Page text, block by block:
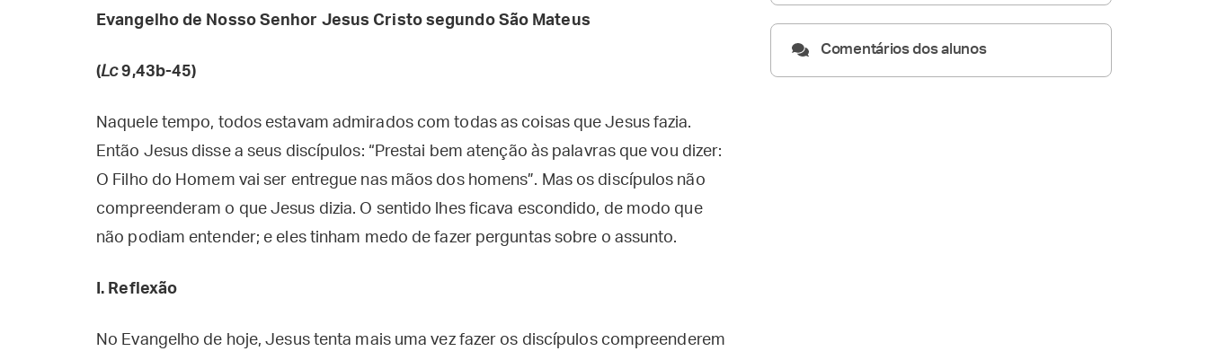
Evangelho de Nosso Senhor Jesus Cristo segundo São Mateus
(Lc9,43b-45)
Naquele tempo, todos estavam admirados com todas as coisas que Jesus fazia.
Então Jesus disse a seus discípulos: “Prestai bem atenção às palavras que vou dizer:
O Filho do Homem vai ser entregue nas mãos dos homens”. Mas os discípulos não
compreenderam o que Jesus dizia. O sentido lhes ficava escondido, de modo que
não podiam entender; e eles tinham medo de fazer perguntas sobre o assunto.
I. Reflexão
No Evangelho de hoje, Jesus tenta mais uma vez fazer os discípulos compreenderem
Comentários dos alunos